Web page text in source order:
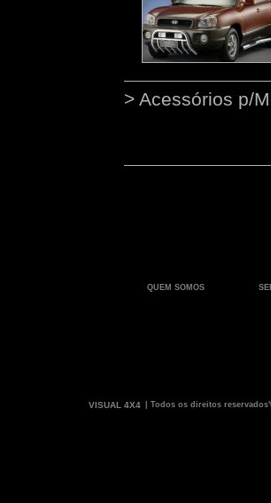
> Acessórios p/
QUEM SOMOS
VISUAL 4X4 | Todos os direitos